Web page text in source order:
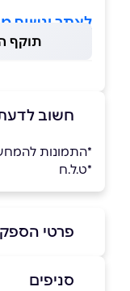
לאתר ינשוף
תוקף
חשוב
*התמונות
*ט.ל.ח
פרטי הספק
סניפים